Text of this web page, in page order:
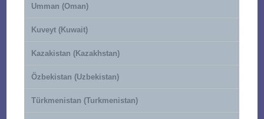
Umman (Oman)
Kuveyt (Kuwait)
Kazakistan (Kazakhstan)
Özbekistan (Uzbekistan)
Türkmenistan (Turkmenistan)